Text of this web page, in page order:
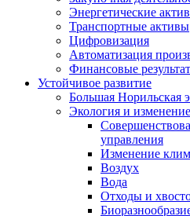
Энергетические
Транспортные активы
Цифровизация
Автоматизация
Финансовые
Устойчивое развитие
Большая Норильская
Экология и
управления
Изменение
Воздух
Вода
Отходы и